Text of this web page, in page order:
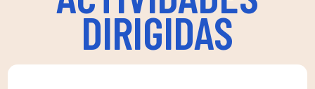
DIRIGIDAS